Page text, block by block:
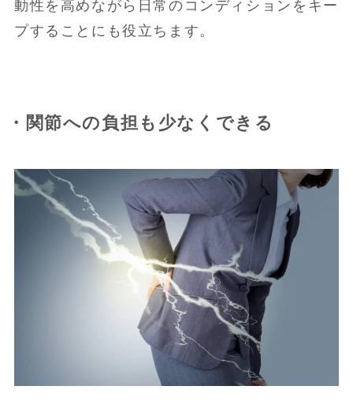
動性を高めながら日常のコンディションをキー
プすることにも役立ちます。
・関節への負担も少なくできる